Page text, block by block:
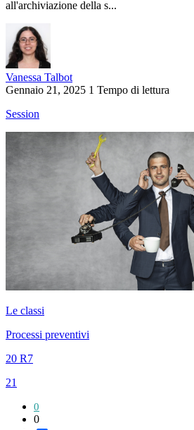
all'archiviazione della s...
Vanessa Talbot
Gennaio 21, 2025 1 Tempo di lettura
Session
Le classi
Processi preventivi
20 R7
21
0
0